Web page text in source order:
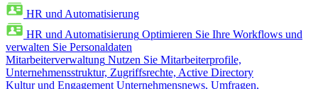
HR und Automatisierung
HR und Automatisierung Optimieren Sie Ihre Workflows und
verwalten Sie Personaldaten
Mitarbeiterverwaltung Nutzen Sie Mitarbeiterprofile,
Unternehmensstruktur, Zugriffsrechte, Active Directory
Kultur und Engagement Unternehmensnews, Umfragen,